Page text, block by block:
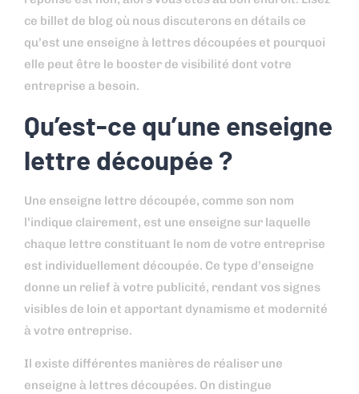
ce billet de blog où nous discuterons en détails ce
qu’est une enseigne à lettres découpées et pourquoi
elle peut être le booster de visibilité dont votre
entreprise a besoin.
Qu’est-ce qu’une enseigne
lettre découpée ?
Une enseigne lettre découpée, comme son nom
l’indique clairement, est une enseigne sur laquelle
chaque lettre constituant le nom de votre entreprise
est individuellement découpée. Ce type d’enseigne
donne un relief à votre publicité, rendant vos signes
visibles de loin et apportant dynamisme et modernité
à votre entreprise.
Il existe différentes manières de réaliser une
enseigne à lettres découpées. On distingue